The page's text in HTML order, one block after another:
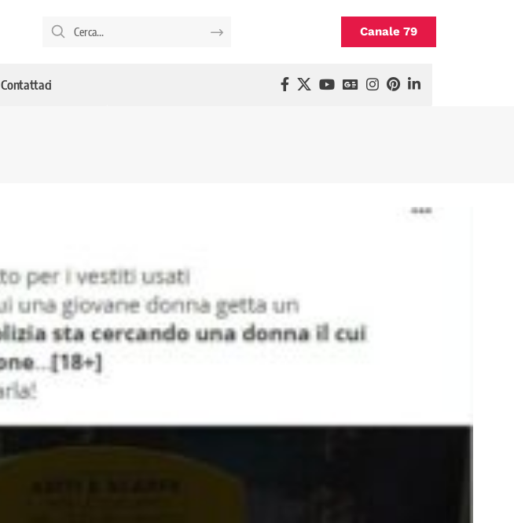
Canale 79
Contattaci